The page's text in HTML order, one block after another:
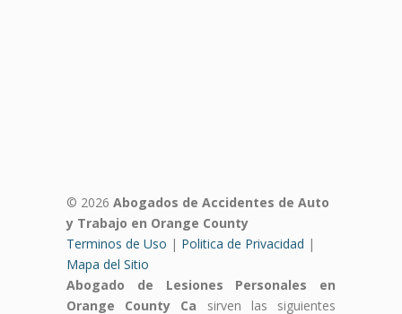
© 2026 Abogados de Accidentes de Auto
y Trabajo en Orange County
Terminos de Uso | Politica de Privacidad |
Mapa del Sitio
Abogado de Lesiones Personales en
Orange County Ca sirven las siguientes